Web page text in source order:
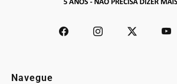
Navegue